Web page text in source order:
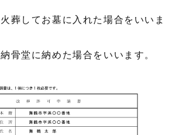
火葬してお墓に入れた場合をいいま
納骨堂に納めた場合をいいます。